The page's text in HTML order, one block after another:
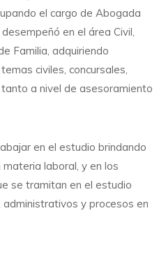
el cargo de Abogada
en el área Civil,
Familia, adquiriendo
civiles, concursales,
a nivel de asesoramiento
en el estudio brindando
laboral, y en los
se tramitan en el estudio
y procesos en